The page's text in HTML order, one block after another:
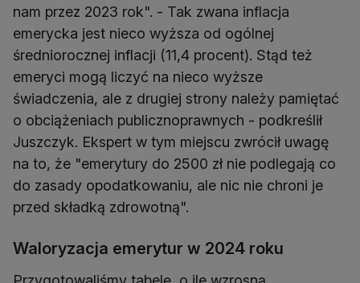
nam przez 2023 rok". - Tak zwana inflacja
emerycka jest nieco wyższa od ogólnej
średniorocznej inflacji (11,4 procent). Stąd też
emeryci mogą liczyć na nieco wyższe
świadczenia, ale z drugiej strony należy pamiętać
o obciążeniach publicznoprawnych - podkreślił
Juszczyk. Ekspert w tym miejscu zwrócił uwagę
na to, że "emerytury do 2500 zł nie podlegają co
do zasady opodatkowaniu, ale nic nie chroni je
przed składką zdrowotną".
Waloryzacja emerytur w 2024 roku